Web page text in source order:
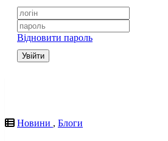
Відновити пароль
Увійти
Новини , Блоги